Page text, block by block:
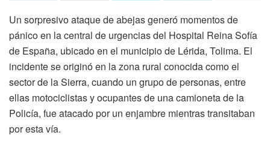
Un sorpresivo ataque de abejas generó momentos de
pánico en la central de urgencias del Hospital Reina Sofía
de España, ubicado en el municipio de Lérida, Tolima. El
incidente se originó en la zona rural conocida como el
sector de la Sierra, cuando un grupo de personas, entre
ellas motociclistas y ocupantes de una camioneta de la
Policía, fue atacado por un enjambre mientras transitaban
por esta vía.